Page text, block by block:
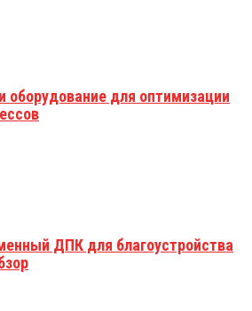
оборудование для оптимизации
ДПК для благоустройства